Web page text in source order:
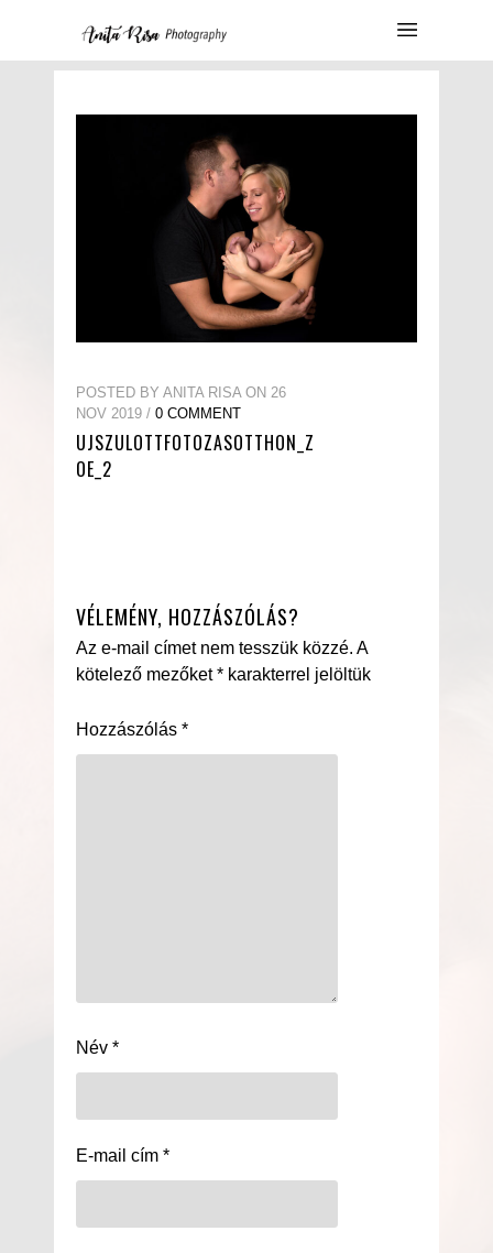
POSTED BY ANITA RISA ON 26
NOV 2019 / 0 COMMENT
UJSZULOTTFOTOZASOTTHON_Z
OE_2
VÉLEMÉNY, HOZZÁSZÓLÁS?
Az e-mail címet nem tesszük közzé. A
kötelező mezőket* karakterrel jelöltük
Hozzászólás *
Név *
E-mail cím *